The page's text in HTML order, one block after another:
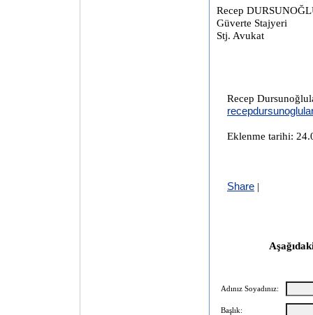
Recep
Güverte Stajyeri
Stj. Avukat
Recep
Eklenme tarihi:
Share |
Adınız Soyadınız:
Başlık: